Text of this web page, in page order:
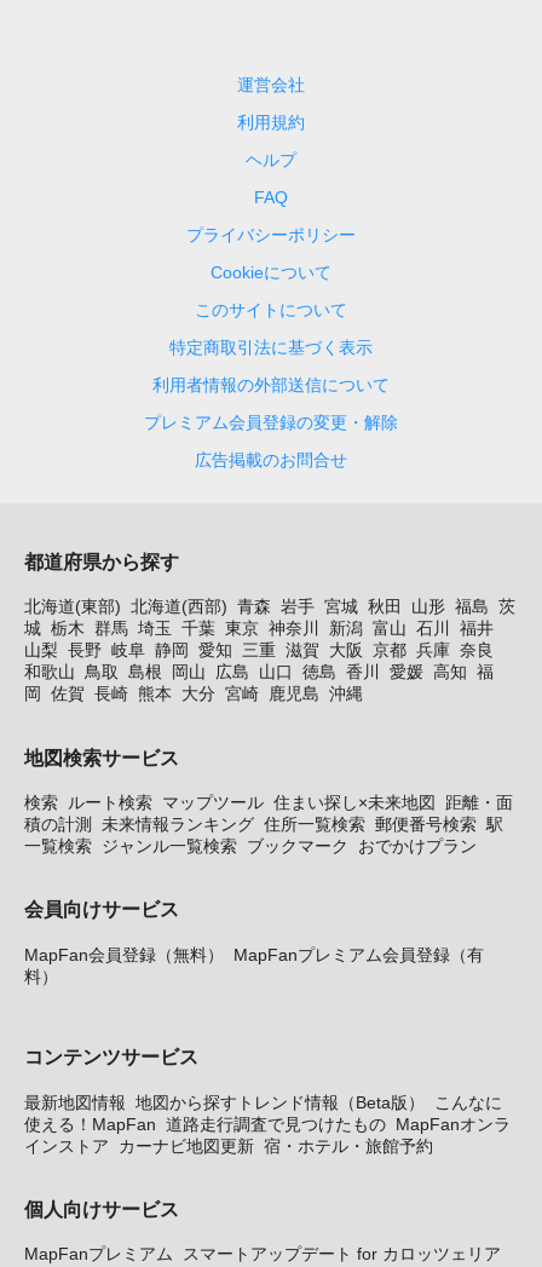
運営会社
利用規約
ヘルプ
FAQ
プライバシーポリシー
Cookieについて
このサイトについて
特定商取引法に基づく表示
利用者情報の外部送信について
プレミアム会員登録の変更・解除
広告掲載のお問合せ
都道府県から探す
北海道(東部) 北海道(西部) 青森 岩手 宮城 秋田 山形 福島 茨
城 栃木 群馬 埼玉 千葉 東京 神奈川 新潟 富山 石川
福井
山梨 長野 岐阜 静岡 愛知 三重 滋賀 大阪 京都 兵庫 奈良
和歌山 鳥取 島根 岡山 広島 山口 徳島 香川 愛媛 高知 福
岡
佐賀 長崎 熊本 大分 宮崎 鹿児島 沖縄
地図検索サービス
検索 ルート検索 マップツール 住まい探し×未来地図
距離・面
積の計測
未来情報ランキング 住所一覧検索 郵便番号検索 駅
一覧検索 ジャンル一覧検索 ブックマーク おでかけプラン
会員向けサービス
MapFan会員登録（無料）
MapFanプレミアム会員登録（有
料）
コンテンツサービス
最新地図情報 地図から探すトレンド情報（Beta版）
こんなに
使える！MapFan 道路走行調査で見つけたもの MapFanオンラ
インストア
カーナビ地図更新 宿・ホテル・旅館予約
個人向けサービス
MapFanプレミアム
スマートアップデート for カロッツェリア